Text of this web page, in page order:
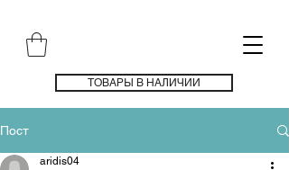
ТОВАРЫ В НАЛИЧИИ
Пост
aridis04